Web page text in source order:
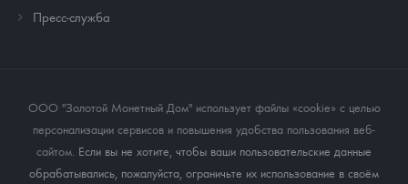
Пресс-служба
ООО "Золотой Монетный Дом" использует файлы «cookie» с целью
персонализации сервисов и повышения удобства пользования веб-
сайтом . Если вы не хотите, чтобы ваши пользовательские данные
обрабатывались, пожалуйста, ограничьте их использование в своём